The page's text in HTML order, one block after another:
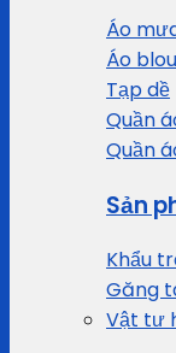
Áo
Áo
Tạp dề
Quần
Quần
Sản
Khẩu
Găng
Vật tư